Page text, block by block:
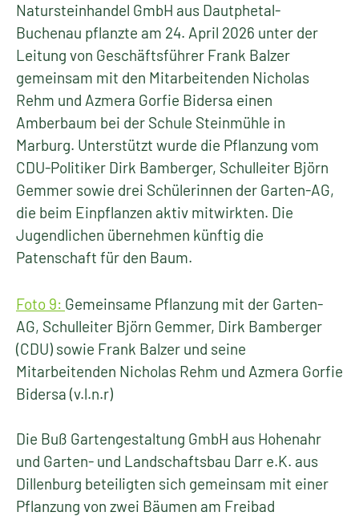
Natursteinhandel GmbH aus Dautphetal-
Buchenau pflanzte am 24. April 2026 unter der
Leitung von Geschäftsführer Frank Balzer
gemeinsam mit den Mitarbeitenden Nicholas
Rehm und Azmera Gorfie Bidersa einen
Amberbaum bei der Schule Steinmühle in
Marburg. Unterstützt wurde die Pflanzung vom
CDU-Politiker Dirk Bamberger, Schulleiter Björn
Gemmer sowie drei Schülerinnen der Garten-AG,
die beim Einpflanzen aktiv mitwirkten. Die
Jugendlichen übernehmen künftig die
Patenschaft für den Baum.
Foto 9: Gemeinsame Pflanzung mit der Garten-
AG, Schulleiter Björn Gemmer, Dirk Bamberger
(CDU) sowie Frank Balzer und seine
Mitarbeitenden Nicholas Rehm und Azmera Gorfie
Bidersa (v.l.n.r)
Die Buß Gartengestaltung GmbH aus Hohenahr
und Garten- und Landschaftsbau Darr e.K. aus
Dillenburg beteiligten sich gemeinsam mit einer
Pflanzung von zwei Bäumen am Freibad